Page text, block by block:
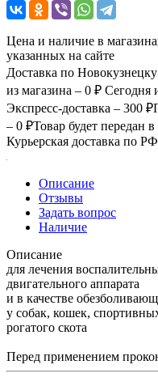
Цена и наличие в
указанных на сайте
Доставка по
из магазина – 0 ₽ Сегодня
Экспресс-доставка – 300 ₽
– 0 ₽Товар будет передан
Курьерская доставка по РФ
Описание
Отзывы
Задать вопрос
Наличие
Описание
для лечения
двигательного аппарата
и в качестве
у собак, кошек,
рогатого скота
Перед применением